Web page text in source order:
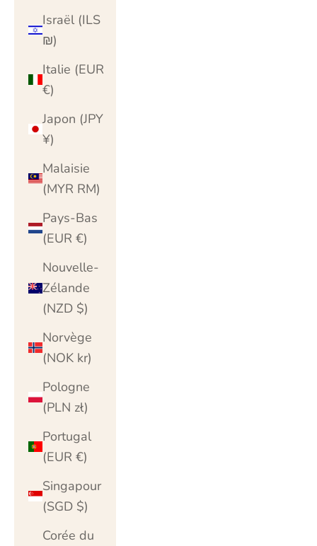
Israël (ILS
₪)
Italie (EUR
€)
Japon (JPY
¥)
Malaisie
(MYR RM)
Pays-Bas
(EUR €)
Nouvelle-
Zélande
(NZD $)
Norvège
(NOK kr)
Pologne
(PLN zł)
Portugal
(EUR €)
Singapour
(SGD $)
Corée du